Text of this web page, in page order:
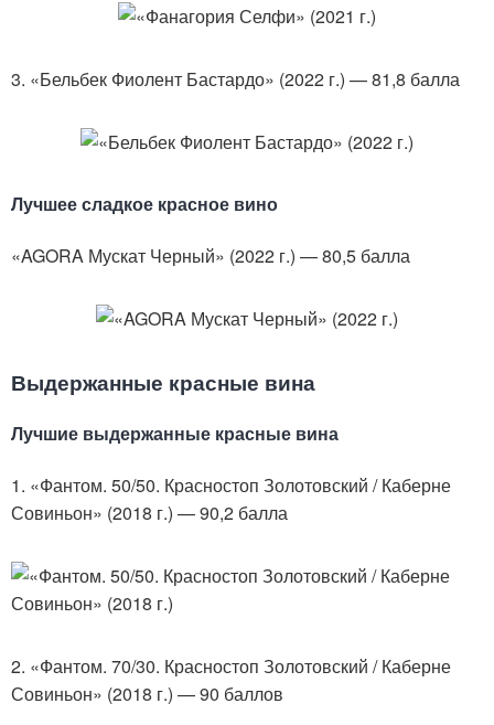
3. «Бельбек Фиолент Бастардо» (2022 г.) — 81,8 балла
Лучшее сладкое красное вино
«AGORA Мускат Черный» (2022 г.) — 80,5 балла
Выдержанные красные вина
Лучшие выдержанные красные вина
1. «Фантом. 50/50. Красностоп Золотовский / Каберне
Совиньон» (2018 г.) — 90,2 балла
2. «Фантом. 70/30. Красностоп Золотовский / Каберне
Совиньон» (2018 г.) — 90 баллов